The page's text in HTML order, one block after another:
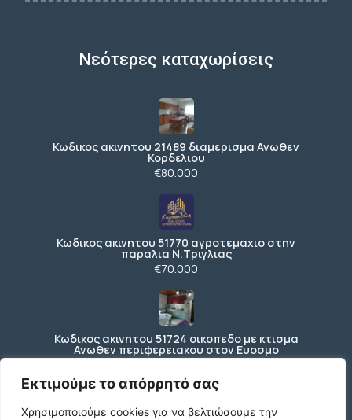
Εκτιμούμε το απόρρητό σας
Χρησιμοποιούμε cookies για να βελτιώσουμε την
Νεότερες καταχωρίσεις
Κωδικος ακινητου 21489 διαμερισμα Ανωθεν
Κορδελιου
€80.000
Κωδικος ακινητου 51770 αγροτεμαχιο στην
παραλια Ν.Τριγλιας
€70.000
Κωδικος ακινητου 51724 οικοπεδο με κτισμα
Ανωθεν περιφερειακου στον Ευοσμο